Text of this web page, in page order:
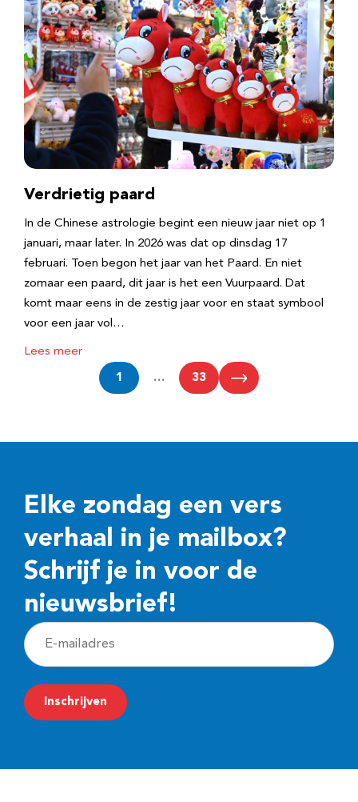
Verdrietig paard
In de Chinese astrologie begint een nieuw jaar niet op 1
januari, maar later. In 2026 was dat op dinsdag 17
februari. Toen begon het jaar van het Paard. En niet
zomaar een paard, dit jaar is het een Vuurpaard. Dat
komt maar eens in de zestig jaar voor en staat symbool
voor een jaar vol…
Lees meer
1 … 33
Elke zondag een vers
verhaal in je mailbox?
Schrijf je in voor de
nieuwsbrief!
E
-
m
a
Inschrijven